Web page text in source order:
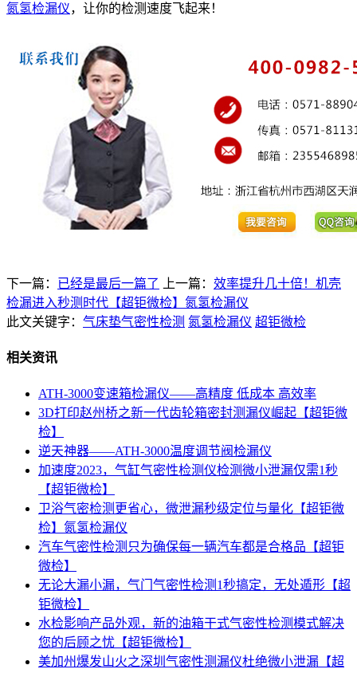
氮氢检漏仪，让你的检测速度飞起来！
下一篇： 已经是最后一篇了 上一篇： 效率提升几十倍！机壳
检漏进入秒测时代【超钜微检】氮氢检漏仪
此文关键字： 气床垫气密性检测 氮氢检漏仪 超钜微检
相关资讯
ATH-3000变速箱检漏仪——高精度 低成本 高效率
3D打印赵州桥之新一代齿轮箱密封测漏仪崛起【超钜微
检】
逆天神器——ATH-3000温度调节阀检漏仪
加速度2023，气缸气密性检测仪检测微小泄漏仅需1秒
【超钜微检】
卫浴气密检测更省心，微泄漏秒级定位与量化【超钜微
检】氮氢检漏仪
汽车气密性检测只为确保每一辆汽车都是合格品【超钜
微检】
无论大漏小漏，气门气密性检测1秒搞定，无处遁形【超
钜微检】
水检影响产品外观，新的油箱干式气密性检测模式解决
您的后顾之忧【超钜微检】
美加州爆发山火之深圳气密性测漏仪杜绝微小泄漏【超